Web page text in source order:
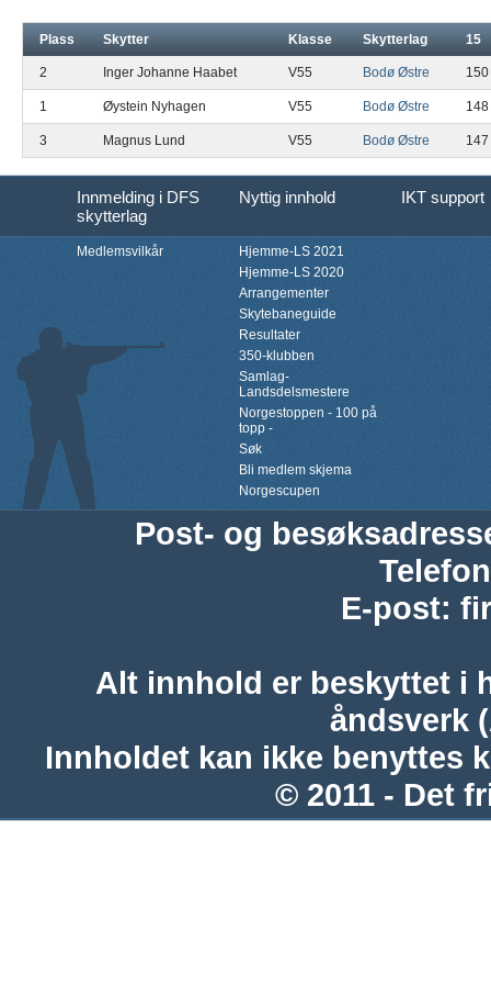
Plass Skytter Klasse Skytterlag 15
2 Inger Johanne Haabet V55 Bodø Østre 150
1 Øystein Nyhagen V55 Bodø Østre 148
3 Magnus Lund V55 Bodø Østre 147
Innmelding i DFS
skytterlag
Nyttig innhold IKT support
Medlemsvilkår
Hjemme-LS 2021
Hjemme-LS 2020
Arrangementer
Skytebaneguide
Resultater
350-klubben
Samlag-
Landsdelsmestere
Norgestoppen - 100 på
topp -
Søk
Bli medlem skjema
Norgescupen
Post- og
Telefon
E-post:
Alt innhold er beskyttet i
åndsverk
Innholdet kan ikke benyttes
© 2011 - Det